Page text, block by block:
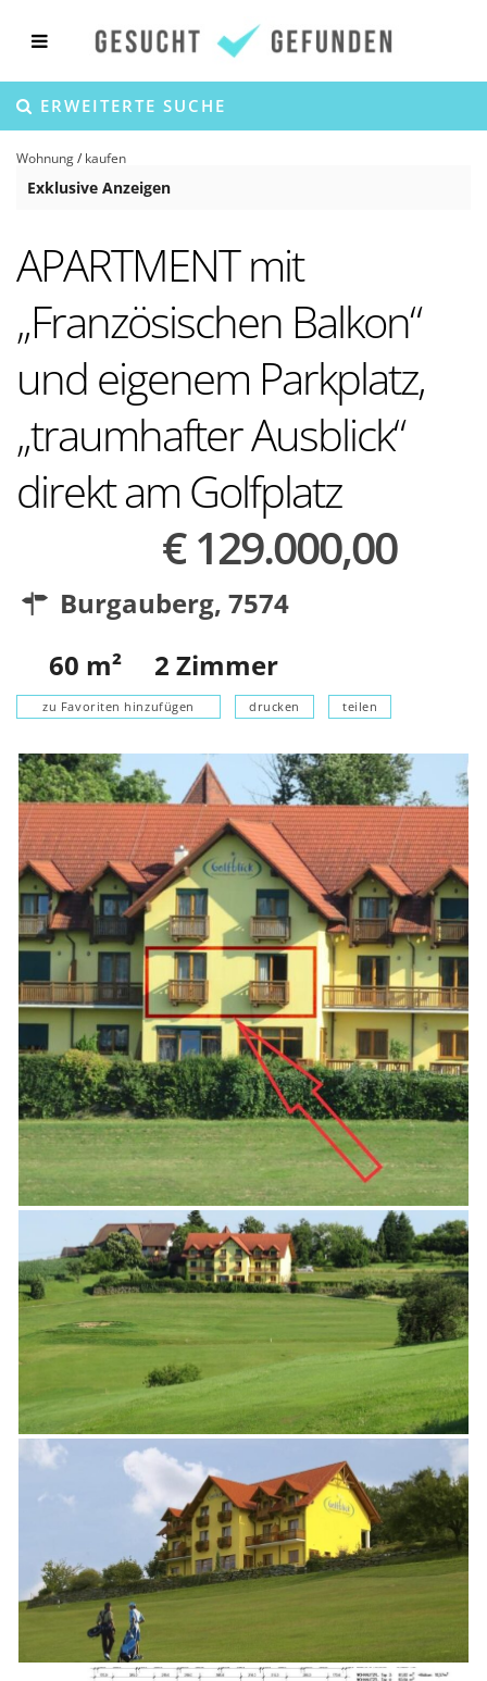
ERWEITERTE SUCHE
Wohnung/ kaufen
Exklusive Anzeigen
APARTMENT mit
„Französischen Balkon“
und eigenem Parkplatz,
„traumhafter Ausblick“
direkt am Golfplatz
€ 129.000,00
Burgauberg, 7574
60 m² 2 Zimmer
zu Favoriten hinzufügen drucken teilen